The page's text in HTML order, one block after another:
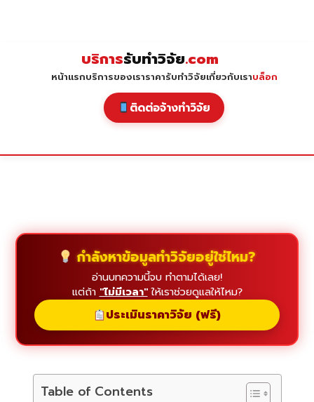
บริการรับทำวิจัย.com
หน้าแรกบริการของเราราคารับทำวิจัยเกี่ยวกับเราบล็อก
ติดต่อจ้างทำวิจัย
กำลังหาข้อมูลทำวิจัยอยู่ใช่ไหม?
อ่านบทความนี้จบ ทำตามได้เลย!
แต่ถ้า "ไม่มีเวลา"ให้เราช่วยดูแลให้ไหม?
ประเมินราคาวิจัย (ฟรี)
Table of Contents